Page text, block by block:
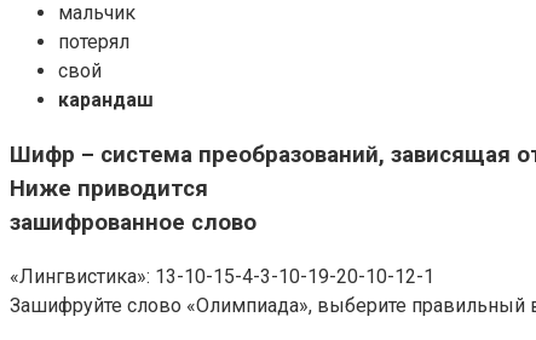
мальчик
потерял
свой
карандаш
Шифр – система преобразований, зависящая
Ниже приводится
зашифрованное слово
«Лингвистика»: 13-10-15-4-3-10-19-20-10-12-1
Зашифруйте слово «Олимпиада», выберите правильный